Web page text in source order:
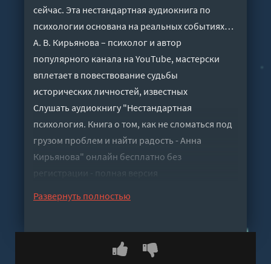
сейчас. Эта нестандартная аудиокнига по
психологии основана на реальных событиях…
А. В. Кирьянова – психолог и автор
популярного канала на YouTube, мастерски
вплетает в повествование судьбы
исторических личностей, известных
Слушать аудиокнигу "Нестандартная
психология. Книга о том, как не сломаться под
грузом проблем и найти радость - Анна
Кирьянова" онлайн бесплатно без
регистрации - полная версия
Развернуть полностью